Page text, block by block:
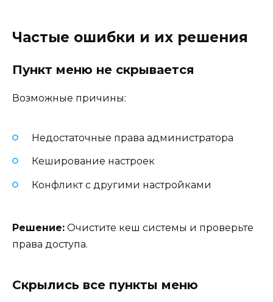
Частые ошибки и их решения
Пункт меню не скрывается
Возможные причины:
Недостаточные права администратора
Кеширование настроек
Конфликт с другими настройками
Решение: Очистите кеш системы и проверьте
права доступа.
Скрылись все пункты меню